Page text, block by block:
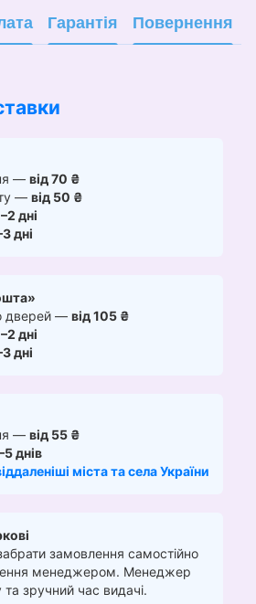
Гарантія Повернення
— від 70 ₴
— від 50 ₴
дні
дні
дверей — від 105 ₴
дні
дні
— від 55 ₴
днів
міста та села України
замовлення самостійно
менеджером. Менеджер
зручний час видачі.